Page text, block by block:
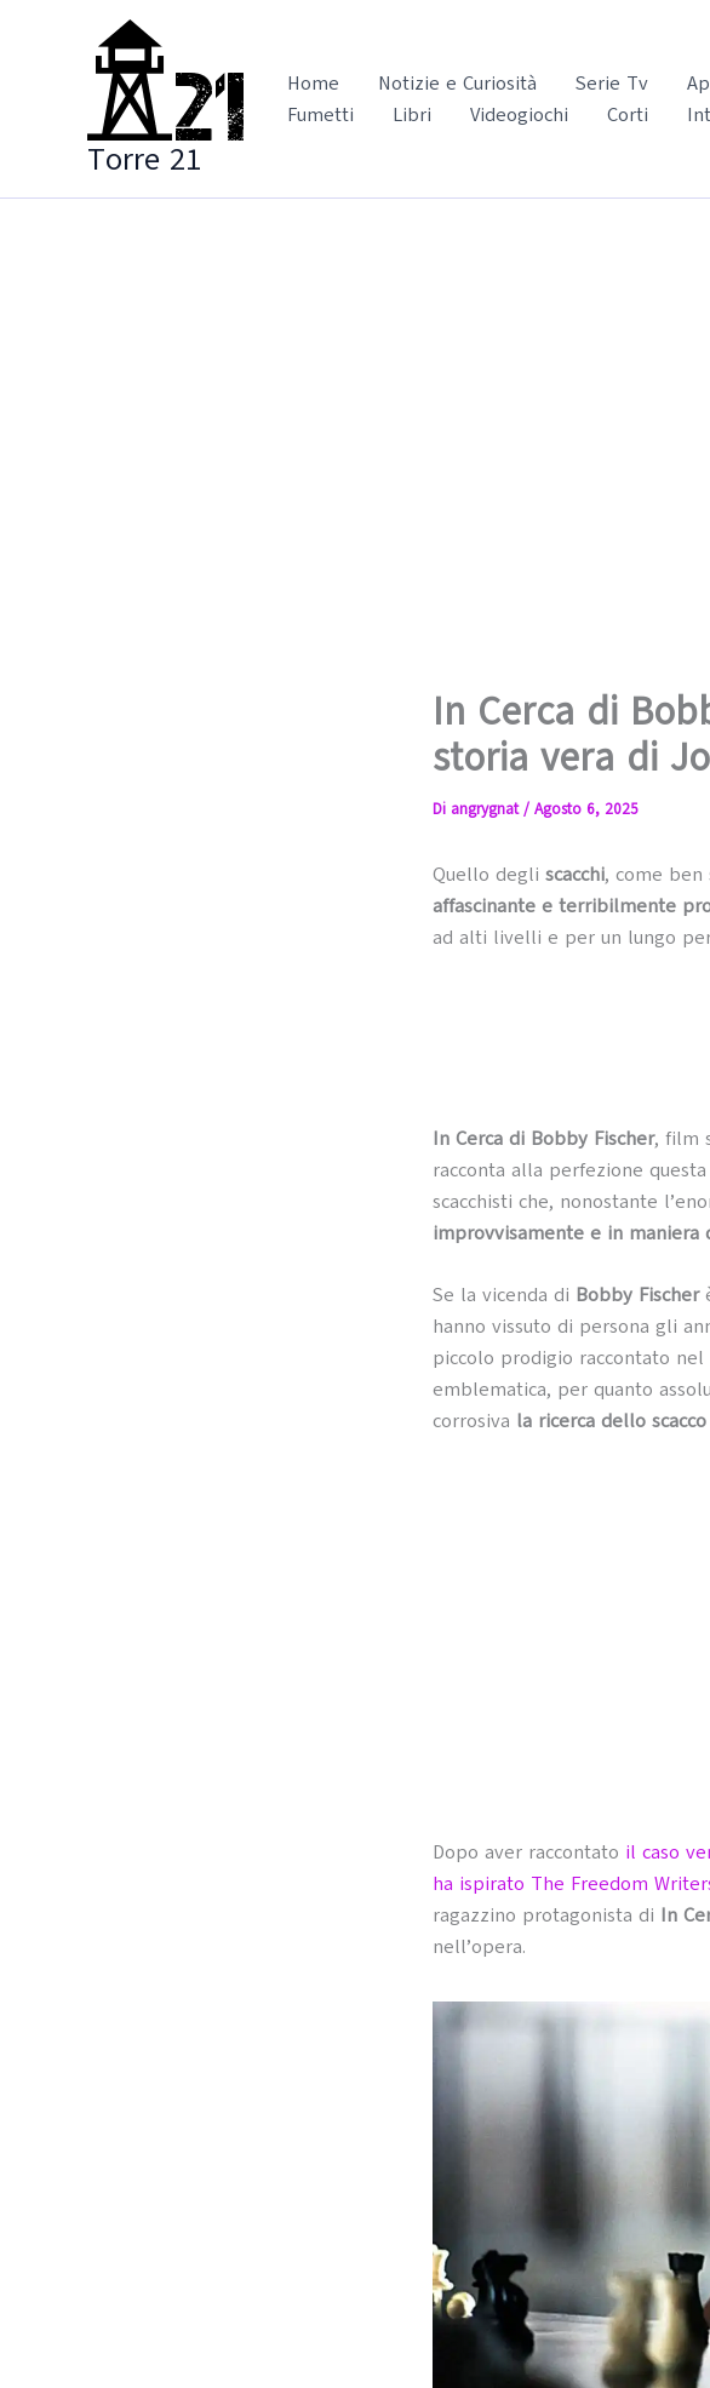
Torre 21
Home Notizie e Curiosità Serie Tv
Fumetti
Libri Videogiochi Corti
In Cerca di
storia vera di
Di angrygnat/ Agosto 6, 2025
Quello degli scacchi, come ben
affascinante e terribilmente
ad alti livelli e per un lungo
In Cerca di Bobby Fischer, film
racconta alla perfezione
scacchisti che, nonostante
improvvisamente e in maniera
Se la vicenda di Bobby Fischer
hanno vissuto di persona gli
piccolo prodigio raccontato
emblematica, per quanto
corrosiva la ricerca dello
Dopo aver raccontato il caso
ha ispirato The Freedom
ragazzino protagonista di In
nell’opera.